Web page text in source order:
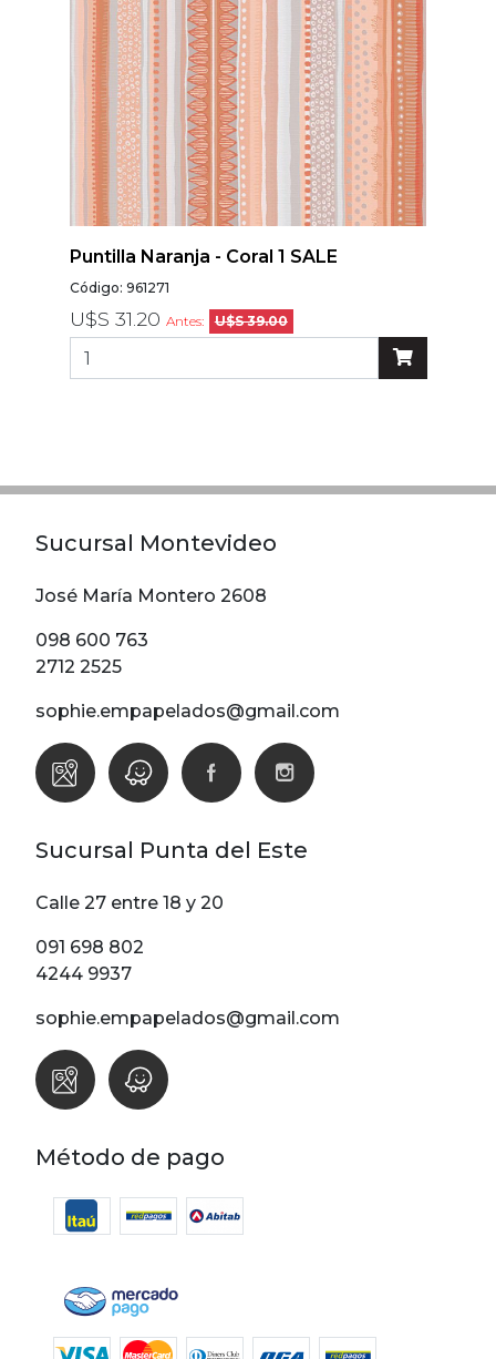
Escoces Y
Cuadrille
Espiga
Geometria
Guardas
Infantiles
Liso
Lunares
Rombos
SALE 1 Rollo
SALE
Oportunidades
Textura
Varios
por
precio
Puntilla Naranja - Coral 1 SALE
Código: 961271
U$S 31.20 Antes: U$S 39.00
Sucursal Montevideo
José María Montero 2608
098 600 763
2712 2525
sophie.empapelados@gmail.com
Sucursal Punta del Este
Calle 27 entre 18 y 20
091 698 802
4244 9937
sophie.empapelados@gmail.com
Método de pago